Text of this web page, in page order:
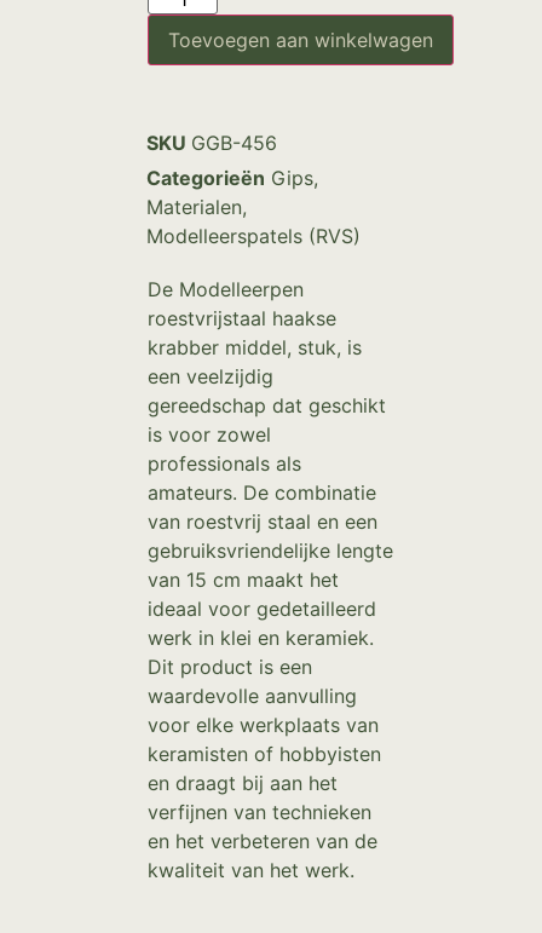
Toevoegen aan winkelwagen
SKU GGB-456
Categorieën Gips,
Materialen,
Modelleerspatels (RVS)
De Modelleerpen
roestvrijstaal haakse
krabber middel, stuk, is
een veelzijdig
gereedschap dat geschikt
is voor zowel
professionals als
amateurs. De combinatie
van roestvrij staal en een
gebruiksvriendelijke lengte
van 15 cm maakt het
ideaal voor gedetailleerd
werk in klei en keramiek.
Dit product is een
waardevolle aanvulling
voor elke werkplaats van
keramisten of hobbyisten
en draagt bij aan het
verfijnen van technieken
en het verbeteren van de
kwaliteit van het werk.